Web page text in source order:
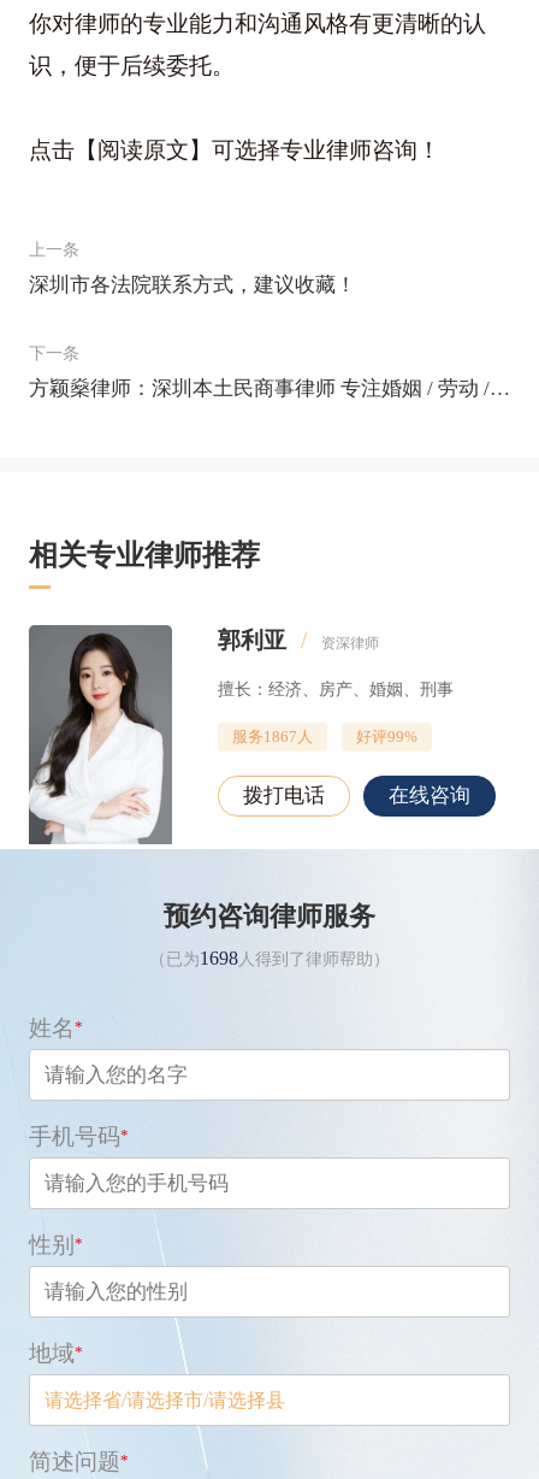
你对律师的专业能力和沟通风格有更清晰的认
识，便于后续委托。
点击【阅读原文】可选择专业律师咨询！
上一条
深圳市各法院联系方式，建议收藏！
下一条
方颖燊律师：深圳本土民商事律师 专注婚姻 / 劳动 / 合同纠纷
相关专业律师推荐
郭利亚 / 资深律师
擅长：经济、房产、婚姻、刑事
服务1867人 好评99%
拨打电话 在线咨询
预约咨询律师服务
（已为1698人得到了律师帮助）
姓名 *
手机号码*
性别 *
地域*
请选择省/请选择市/请选择县
简述问题*